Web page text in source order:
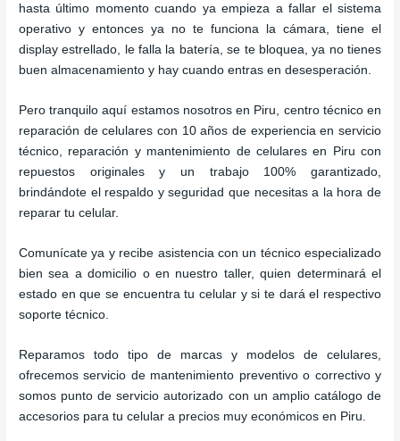
hasta último momento cuando ya empieza a fallar el sistema
operativo y entonces ya no te funciona la cámara, tiene el
display estrellado, le falla la batería, se te bloquea, ya no tienes
buen almacenamiento y hay cuando entras en desesperación.
Pero tranquilo aquí estamos nosotros en Piru, centro técnico en
reparación de celulares con 10 años de experiencia en servicio
técnico, reparación y mantenimiento de celulares en Piru con
repuestos originales y un trabajo 100% garantizado,
brindándote el respaldo y seguridad que necesitas a la hora de
reparar tu celular.
Comunícate ya y recibe asistencia con un técnico especializado
bien sea a domicilio o en nuestro taller, quien determinará el
estado en que se encuentra tu celular y si te dará el respectivo
soporte técnico.
Reparamos todo tipo de marcas y modelos de celulares,
ofrecemos servicio de mantenimiento preventivo o correctivo y
somos punto de servicio autorizado con un amplio catálogo de
accesorios para tu celular a precios muy económicos en Piru.